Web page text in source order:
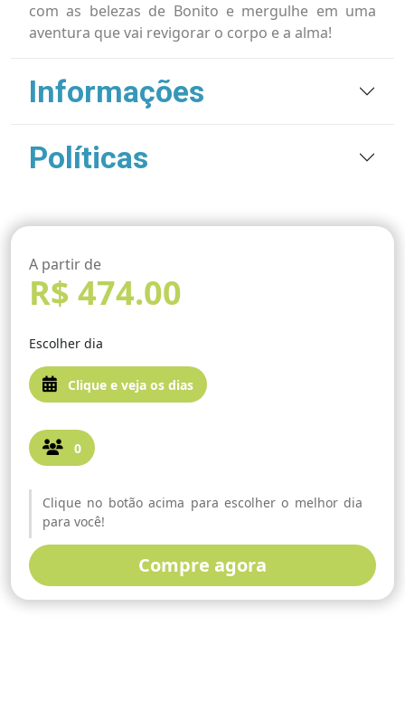
com as belezas de Bonito e mergulhe em uma
aventura que vai revigorar o corpo e a alma!
Informações
Políticas
A partir de
R$ 474.00
Escolher dia
Clique e veja os dias
0
Clique no botão acima para escolher o melhor dia
para você!
Compre agora